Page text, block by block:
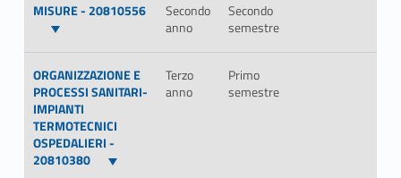
MISURE - 20810556
Secondo
anno
Secondo
semestre
ORGANIZZAZIONE E
PROCESSI SANITARI-
IMPIANTI
TERMOTECNICI
OSPEDALIERI -
20810380
Terzo
anno
Primo
semestre